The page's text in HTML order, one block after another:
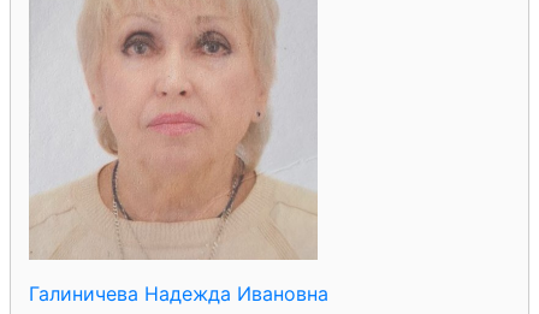
Галиничева Надежда Ивановна